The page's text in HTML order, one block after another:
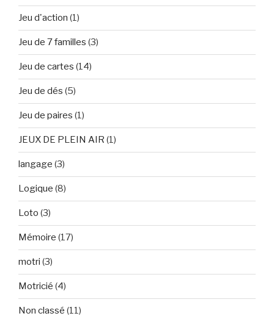
Jeu d'action (1)
Jeu de 7 familles (3)
Jeu de cartes (14)
Jeu de dés (5)
Jeu de paires (1)
JEUX DE PLEIN AIR (1)
langage (3)
Logique (8)
Loto (3)
Mémoire (17)
motri (3)
Motricié (4)
Non classé (11)